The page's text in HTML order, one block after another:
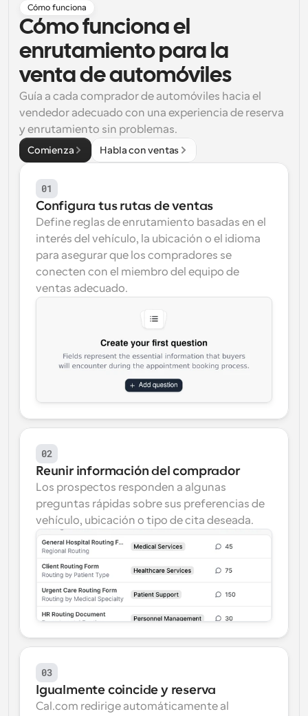
Programación potenciadda con llamadas
impulsadas por IA
Flujos de trabajo
Automatiza la programación y los recordatorios
Blog
Mantente al día con las últimas noticias y
actualizaciones
Reúnete con clientes en minutos
Reserva reuniones de forma fluida con varias personas
Webhooks
Recibe notificaciones cuando ocurra algo
Cómo funciona
Cómo funciona el
enrutamiento para la
venta de automóviles
Guía a cada comprador de automóviles hacia el
vendedor adecuado con una experiencia de reserva
y enrutamiento sin problemas.
Comienza Habla con ventas
01
Configura tus rutas de ventas
Define reglas de enrutamiento basadas en el
interés del vehículo, la ubicación o el idioma
para asegurar que los compradores se
conecten con el miembro del equipo de
ventas adecuado.
02
Reunir información del comprador
Los prospectos responden a algunas
preguntas rápidas sobre sus preferencias de
vehículo, ubicación o tipo de cita deseada.
03
Igualmente coincide y reserva
Cal.com redirige automáticamente al